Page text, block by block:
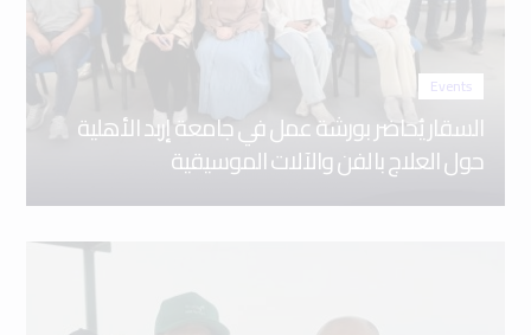
Events
السقار يُحاضر بورشة عمل في جامعة إربد الأهلية
حول العلاج بالفن والآلات الموسيقية